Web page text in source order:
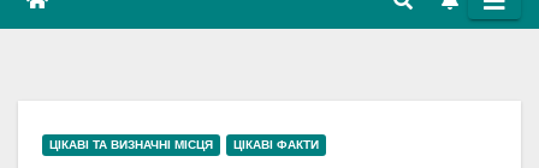
ЦІКАВІ ТА ВИЗНАЧНІ МІСЦЯ ЦІКАВІ ФАКТИ